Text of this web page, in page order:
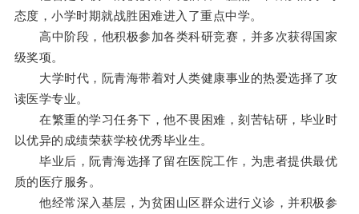
态度，小学时期就战胜困难进入了重点中学。
高中阶段，他积极参加各类科研竞赛，并多次获得国家
级奖项。
大学时代，阮青海带着对人类健康事业的热爱选择了攻
读医学专业。
在繁重的学习任务下，他不畏困难，刻苦钻研，毕业时
以优异的成绩荣获学校优秀毕业生。
毕业后，阮青海选择了留在医院工作，为患者提供最优
质的医疗服务。
他经常深入基层，为贫困山区群众进行义诊，并积极参